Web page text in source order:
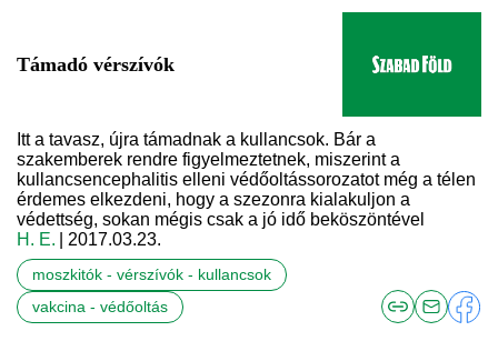
Támadó vérszívók
Itt a tavasz, újra támadnak a kullancsok. Bár a
szakemberek rendre figyelmeztetnek, miszerint a
kullancsencephalitis elleni védőoltássorozatot még a télen
érdemes elkezdeni, hogy a szezonra kialakuljon a
védettség, sokan mégis csak a jó idő beköszöntével
H. E.
| 2017.03.23.
moszkitók - vérszívók - kullancsok
vakcina - védőoltás